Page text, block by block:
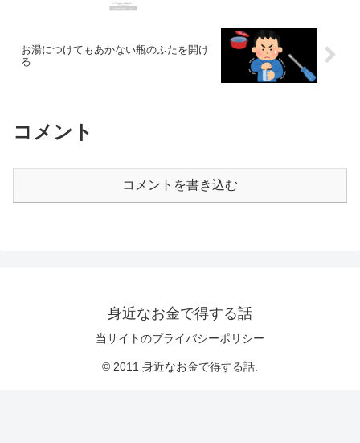
お湯につけてもあかない瓶のふたを開け
る
コメント
コメントを書き込む
身近なお金で得する話
当サイトのプライバシーポリシー
© 2011 身近なお金で得する話.